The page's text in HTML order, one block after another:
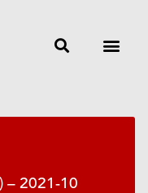
– 2021-10